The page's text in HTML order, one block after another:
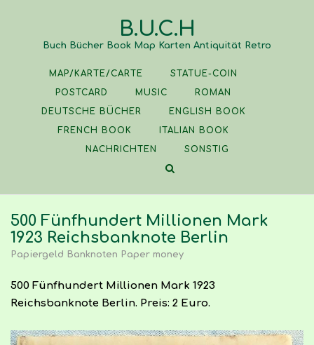
B.U.C.H
Buch Bücher Book Map Karten Antiquität Retro
MAP/KARTE/CARTE
STATUE-COIN
POSTCARD
MUSIC
ROMAN
DEUTSCHE BÜCHER
ENGLISH BOOK
FRENCH BOOK
ITALIAN BOOK
NACHRICHTEN
SONSTIG
500 Fünfhundert Millionen Mark
1923 Reichsbanknote Berlin
Papiergeld Banknoten Paper money
500 Fünfhundert Millionen Mark 1923
Reichsbanknote Berlin. Preis: 2 Euro.